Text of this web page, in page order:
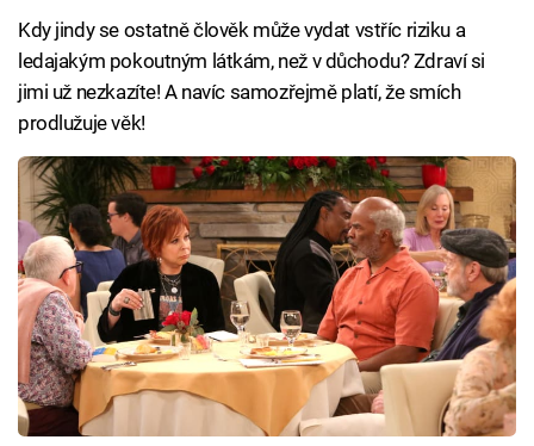
Kdy jindy se ostatně člověk může vydat vstříc riziku a
ledajakým pokoutným látkám, než v důchodu? Zdraví si
jimi už nezkazíte! A navíc samozřejmě platí, že smích
prodlužuje věk!